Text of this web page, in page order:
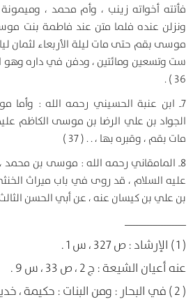
فأتته أخواته زينب ، وأم محمد ، وميمونة
ونزلن عنده فلما متن عند فاطمة بنت
موسى بقم حتى مات ليلة الأربعاء لثمان
ست وتسعين ومائتين ، ودفن في داره
36 ) .
7ـ ابن عنبة الحسيني رحمه الله :
الجواد بن علي الرضا بن موسى الكاظم
مات بقم ، وقبره بها ، . . ( 37 )
8ـ المامقاني رحمه الله : موسى بن
عليه السلام ، قد روى في باب ميراث
بن علي بن كيسان عنه ، عن أبي الحسن الثالث
ــــــــــــــــــــــ
( 1 ) الإرشاد : ص 327 ، س 1 .
عنه أعيان الشيعة : ج 2 ، ص 33 ، س 9 .
( 2 ) في البحار : ومن البنات : حكيمة ، خديجة ، وأم كلثوم .